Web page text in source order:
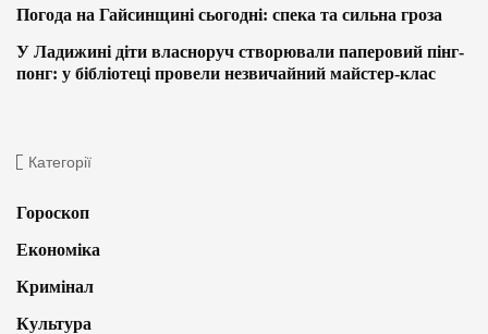
Погода на Гайсинщині сьогодні: спека та сильна гроза
У Ладижині діти власноруч створювали паперовий пінг-
понг: у бібліотеці провели незвичайний майстер-клас
Категорії
Гороскоп
Економіка
Кримінал
Культура